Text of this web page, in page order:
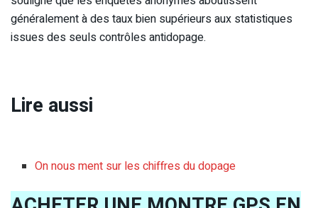
généralement à des taux bien supérieurs aux statistiques
issues des seuls contrôles antidopage.
Lire aussi
On nous ment sur les chiffres du dopage